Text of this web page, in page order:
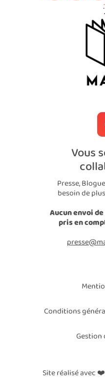
Vous
Presse,
besoin de
Aucun envoi
pris en
Conditions
Gestion
Site réalisé avec